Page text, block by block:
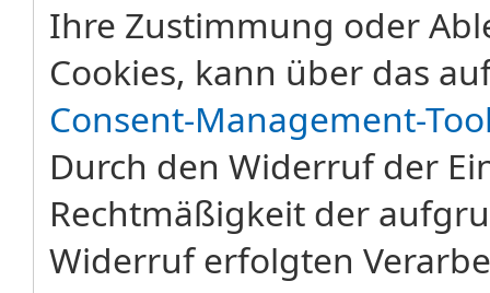
Ihre Zustimmung oder
Cookies, kann über das
Consent-Management-
Durch den Widerruf der
Rechtmäßigkeit der
Widerruf erfolgten